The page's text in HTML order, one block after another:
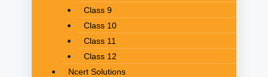
Class 9
Class 10
Class 11
Class 12
Ncert Solutions